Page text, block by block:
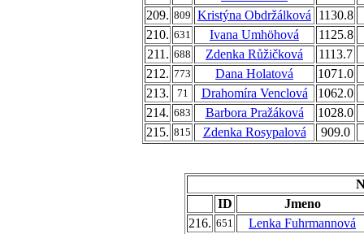
209. 809 Kristýna Obdržálková
1130.8
210. 631 Ivana Umhöhová
1125.8
211. 688 Zdenka Růžičková
1113.7
212. 773 Dana Holatová
1071.0
213.
71 Drahomíra Venclová
1062.0
214. 683 Barbora Pražáková
1028.0
215. 815 Zdenka Rosypalová 909.0
ID
Jmeno
216. 651
Lenka Fuhrmannová